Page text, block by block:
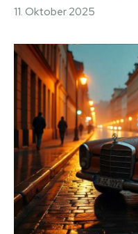
11. Oktober 2025